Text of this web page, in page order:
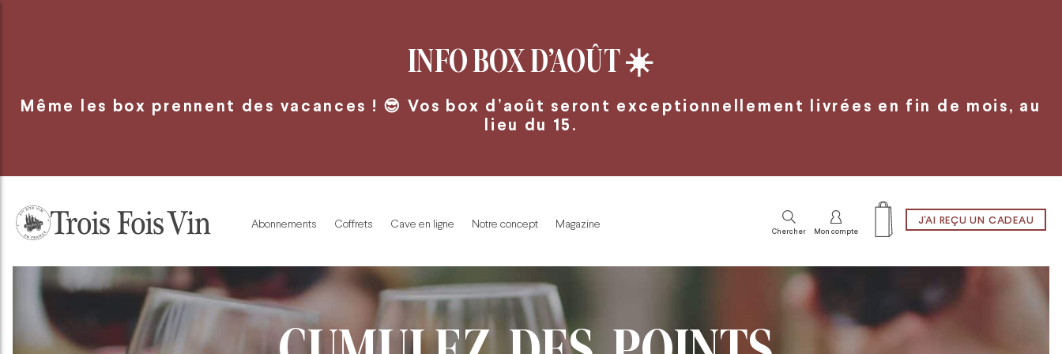
INFO BOX D’AOÛT☀️
Même les box prennent des vacances ! 😎 Vos box d’août seront exceptionnellement livrées en fin de mois, au
lieu du 15.
Abonnements Coffrets Cave en ligne Notre concept Magazine J'AI REÇU UN CADEAU
Chercher Mon compte